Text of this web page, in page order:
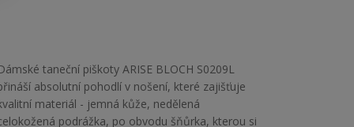
taneční piškoty ARISE BLOCH S0209L
absolutní pohodlí v nošení, které zajišťuje
materiál - jemná kůže, nedělená
podrážka, po obvodu šňůrka, kterou si